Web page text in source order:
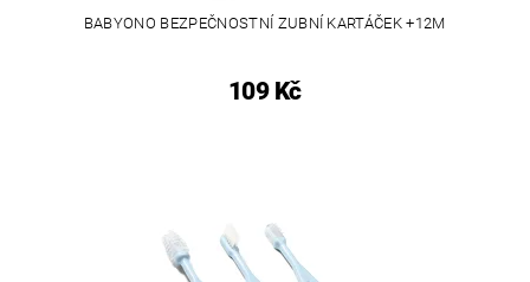
BABYONO BEZPEČNOSTNÍ ZUBNÍ KARTÁČEK +12M
109 Kč